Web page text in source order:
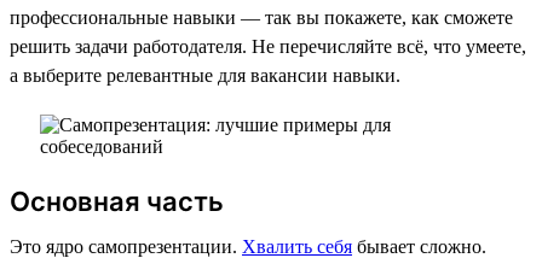
профессиональные навыки — так вы покажете, как сможете
решить задачи работодателя. Не перечисляйте всё, что умеете,
а выберите релевантные для вакансии навыки.
Основная часть
Это ядро самопрезентации. Хвалить себя бывает сложно.